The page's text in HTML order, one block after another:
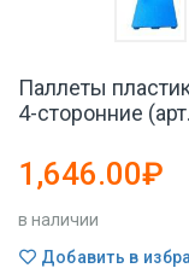
Паллеты
4-сторонние
1,646.00₽
в наличии
Добавить в